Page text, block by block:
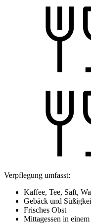
Verpflegung umfasst:
Kaffee, Tee, Saft,
Gebäck und
Frisches Obst
Mittagessen in